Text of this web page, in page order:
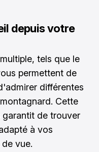
depuis votre
tels que le
permettent de
différentes
Cette
de trouver
à vos
vue.